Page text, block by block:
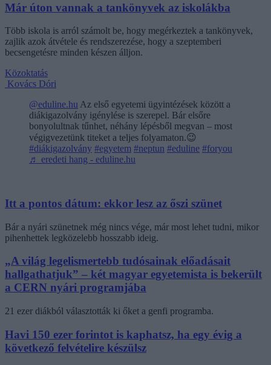
Már úton vannak a tankönyvek az iskolákba
Több iskola is arról számolt be, hogy megérkeztek a tankönyvek,
zajlik azok átvétele és rendszerezése, hogy a szeptemberi
becsengetésre minden készen álljon.
Közoktatás
Kovács Dóri
@eduline.hu Az első egyetemi ügyintézések között a
diákigazolvány igénylése is szerepel. Bár elsőre
bonyolultnak tűnhet, néhány lépésből megvan – most
végigvezetünk titeket a teljes folyamaton.😉
#diákigazolvány #egyetem #neptun #eduline #foryou
♬ eredeti hang - eduline.hu
Itt a pontos dátum: ekkor lesz az őszi szünet
Bár a nyári szünetnek még nincs vége, már most lehet tudni, mikor
pihenhettek legközelebb hosszabb ideig.
„A világ legelismertebb tudósainak előadásait
hallgathatjuk” – két magyar egyetemista is bekerült
a CERN nyári programjába
21 ezer diákból választották ki őket a genfi programba.
Havi 150 ezer forintot is kaphatsz, ha egy évig a
következő felvételire készülsz